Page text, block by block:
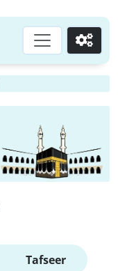
Go
Tafseer